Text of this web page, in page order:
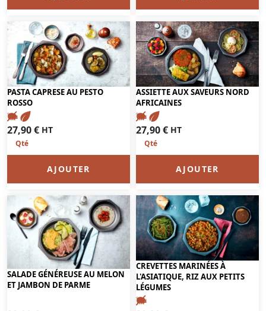
PASTA CAPRESE AU PESTO
ROSSO
27,90€ HT
AJOUTER
ASSIETTE AUX SAVEURS NORD
AFRICAINES
27,90€ HT
AJOUTER
SALADE GÉNÉREUSE AU MELON
ET JAMBON DE PARME
CREVETTES MARINÉES À
L'ASIATIQUE, RIZ AUX PETITS
LÉGUMES